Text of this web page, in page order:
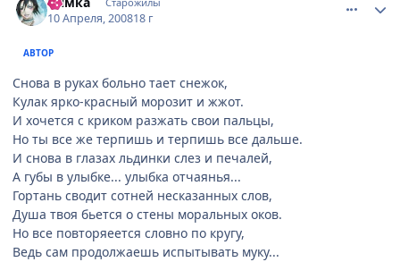
10 Апреля, 200818 г
АВТОР
Снова в руках больно тает снежок,
Кулак ярко-красный морозит и жжот.
И хочется с криком разжать свои пальцы,
Но ты все же терпишь и терпишь все дальше.
И снова в глазах льдинки слез и печалей,
А губы в улыбке... улыбка отчаянья...
Гортань сводит сотней несказанных слов,
Душа твоя бьется о стены моральных оков.
Но все повторяеется словно по кругу,
Ведь сам продолжаешь испытывать муку...